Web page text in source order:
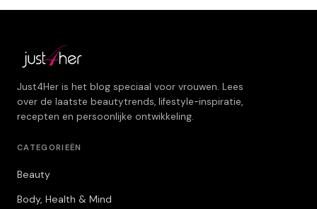
Just4Her is het blog speciaal voor vrouwen. Lees
over de laatste beautytrends, lifestyle-inspiratie,
recepten en persoonlijke ontwikkeling.
CATEGORIEËN
Beauty
Body, Health & Mind